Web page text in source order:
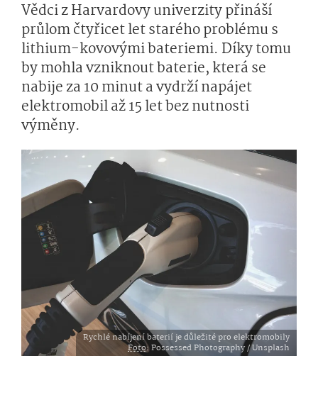
Vědci z Harvardovy univerzity přináší
průlom čtyřicet let starého problému s
lithium-kovovými bateriemi. Díky tomu
by mohla vzniknout baterie, která se
nabije za 10 minut a vydrží napájet
elektromobil až 15 let bez nutnosti
výměny.
Rychlé nabíjení baterií je důležité pro elektromobily
Foto: Possessed Photography / Unsplash